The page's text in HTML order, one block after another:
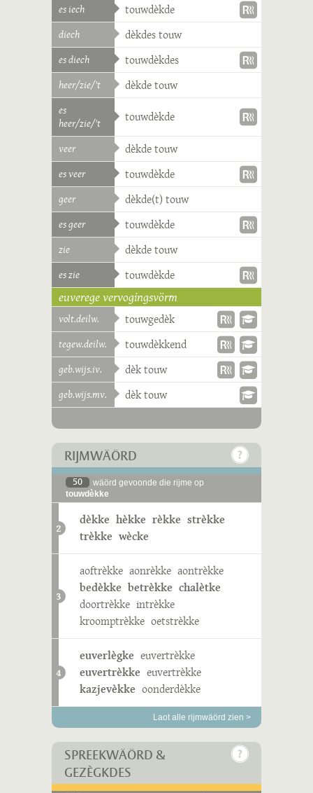
es iech touwdèkde
diech dèkdes touw
es diech touwdèkdes
heer/zie/'t dèkde touw
es
heer/zie/'t
touwdèkde
veer dèkde touw
es veer touwdèkde
geer dèkde(t) touw
es geer touwdèkde
zie dèkde touw
es zie touwdèkde
euverege vervogingsvörm
volt.deilw. touwgedèk
tegew.deilw. touwdèkkend
geb.wijs.iv. dèk touw
geb.wijs.mv. dèk touw
RIJMWÄÖRD
50
wäörd gevoonde die rijme op
touwdèkke
2
dèkke hèkke rèkke strèkke
trèkke wècke
3
aoftrèkke aonrèkke aontrèkke
bedèkke betrèkke chalètke
doortrèkke intrèkke
kroomptrèkke oetstrèkke
4
euverlègke euvertrèkke
euvertrèkke euvertrèkke
kazjevèkke oonderdèkke
Laot alle rijmwäörd zien >
SPREEKWÄÖRD &
GEZÈGKDES